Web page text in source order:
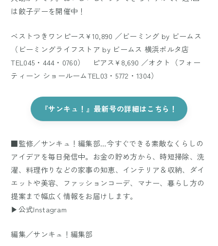
は餃子デーを開催中！
ベストつきワンピース¥10,890 ／ビーミング by ビームス
（ビーミングライフストア by ビームス 横浜ポルタ店
TEL045・444・0760） ピアス¥8,690 ／オクト（フォー
ティーン ショールームTEL03・5772・1304）
『サンキュ！』最新号の詳細はこちら！
■監修／サンキュ！編集部…今すぐできる素敵なくらしの
アイデアを毎日発信中。お金の貯め方から、時短掃除、洗
濯、料理作りなどの家事の知恵、インテリア＆収納、ダイ
エットや美容、ファッションコーデ、マナー、暮らし方の
提案まで幅広く情報をお届けします。
▶公式Instagram
編集／サンキュ！編集部